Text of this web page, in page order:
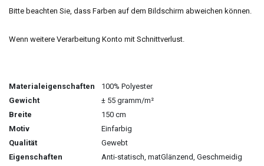
Bitte beachten Sie, dass Farben auf dem Bildschirm abweichen können.
Wenn weitere Verarbeitung Konto mit Schnittverlust.
Materialeigenschaften
100% Polyester
Gewicht
± 55 gramm/m²
Breite
150 cm
Motiv
Einfarbig
Qualität
Gewebt
Eigenschaften
Anti-statisch, matGlänzend, Geschmeidig